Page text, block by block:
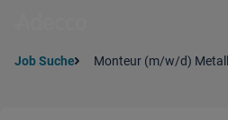
Job Suche Monteur (m/w/d)